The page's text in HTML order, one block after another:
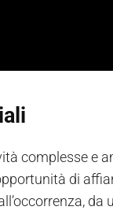
complesse e
di